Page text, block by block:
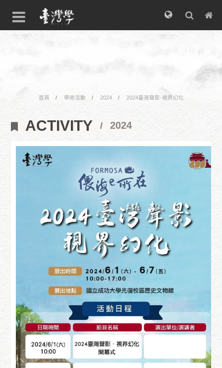
首頁 學術活動 2024 2024臺灣聲影·視界幻化
ACTIVITY 2024